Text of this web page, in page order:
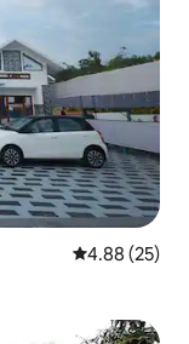
平均评分
4.88 (25)